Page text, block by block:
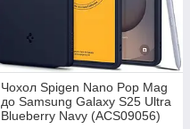
Чохол Spigen Nano Pop Mag
до Samsung Galaxy S25 Ultra
Blueberry Navy (ACS09056)